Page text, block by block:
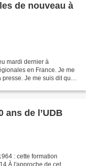
de nouveau à
mardi dernier à
en France. Je me
Je me suis dit que
ans de l’UDB
: cette formation
l'approche de cet